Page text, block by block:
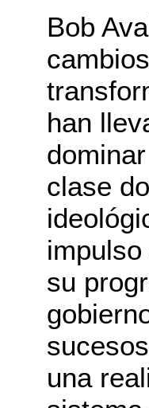
Bob
han
clase
su
una